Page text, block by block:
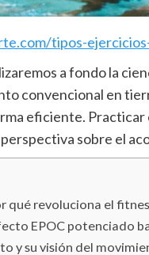
tipos-
a fondo la
convencional en
eficiente.
sobre el
qué revoluciona el
EPOC potenciado
y su visión del